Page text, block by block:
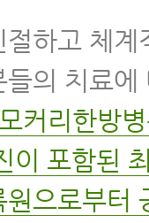
하고 체계
의 치료에
모커리한방
이 포함된
으로부터